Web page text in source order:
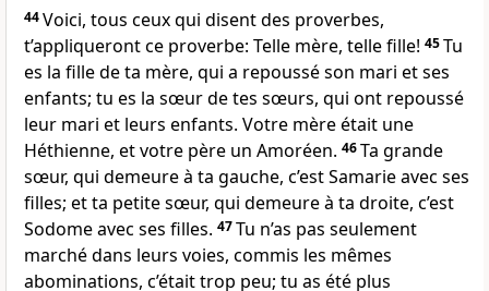
44Voici, tous ceux qui disent des proverbes,
t’appliqueront ce proverbe: Telle mère, telle fille! 45Tu
es la fille de ta mère, qui a repoussé son mari et ses
enfants; tu es la sœur de tes sœurs, qui ont repoussé
leur mari et leurs enfants. Votre mère était une
Héthienne, et votre père un Amoréen. 46Ta grande
sœur, qui demeure à ta gauche, c’est Samarie avec ses
filles; et ta petite sœur, qui demeure à ta droite, c’est
Sodome avec ses filles. 47Tu n’as pas seulement
marché dans leurs voies, commis les mêmes
abominations, c’était trop peu; tu as été plus